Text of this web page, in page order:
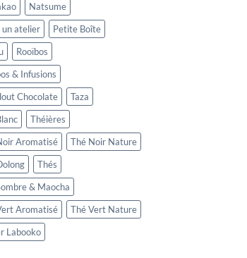
Natsume
atelier
Petite Boîte
Rooïbos
& Infusions
Chocolate
Taza
Théières
Aromatisé
Thé Noir Nature
Thés
& Maocha
Aromatisé
Thé Vert Nature
Labooko